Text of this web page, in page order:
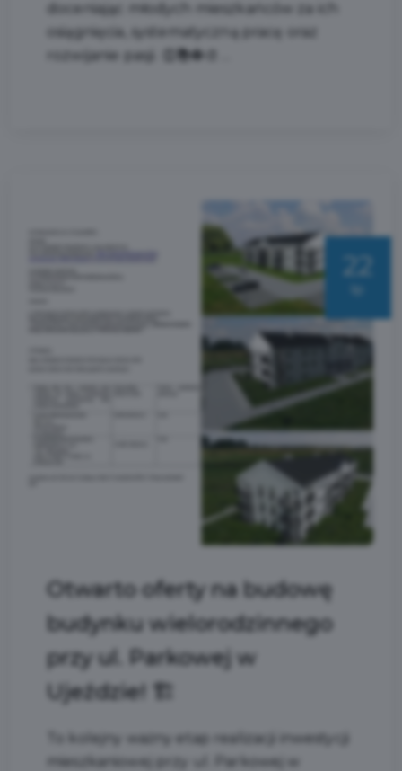
doceniając młodych mieszkańców za ich
osiągnięcia, systematyczną pracę oraz
rozwijanie pasji. 👏📚⚽🎨 ...
22
Otwarto oferty na budowę
budynku wielorodzinnego
przy ul. Parkowej w
Ujeździe! 🏗️
To kolejny ważny etap realizacji inwestycji
mieszkaniowej przy ul. Parkowej w